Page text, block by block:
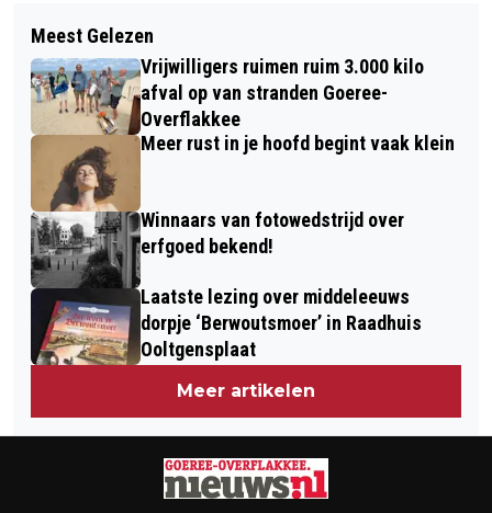
WIJZIGING OPENINGSTIJDEN
GEMEENTEHUIS DECEMBER
SUBSIDIEAANVRAAG VOOR
WINKELGEBIED MIDDELHARNIS
AFGEWEZEN
Meest Gelezen
Vrijwilligers ruimen ruim 3.000 kilo
afval op van stranden Goeree-
Overflakkee
Meer rust in je hoofd begint vaak klein
Winnaars van fotowedstrijd over
erfgoed bekend!
Laatste lezing over middeleeuws
dorpje ‘Berwoutsmoer’ in Raadhuis
Ooltgensplaat
Meer artikelen